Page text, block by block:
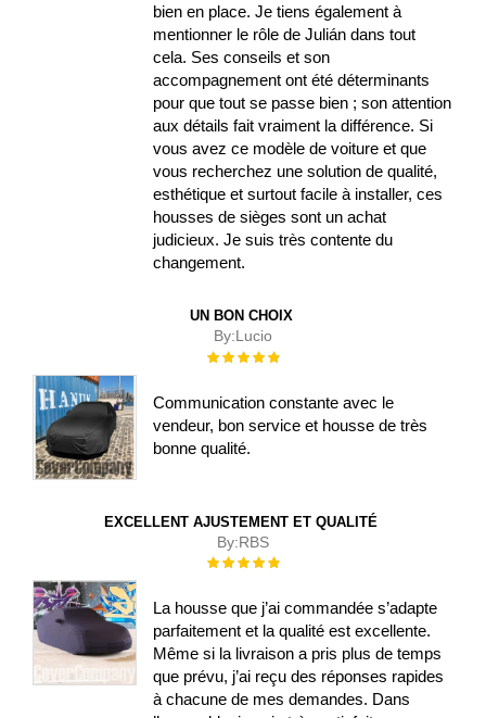
bien en place. Je tiens également à
mentionner le rôle de Julián dans tout
cela. Ses conseils et son
accompagnement ont été déterminants
pour que tout se passe bien ; son attention
aux détails fait vraiment la différence. Si
vous avez ce modèle de voiture et que
vous recherchez une solution de qualité,
esthétique et surtout facile à installer, ces
housses de sièges sont un achat
judicieux. Je suis très contente du
changement.
UN BON CHOIX
By:Lucio
Évaluation :
Communication constante avec le
vendeur, bon service et housse de très
bonne qualité.
EXCELLENT AJUSTEMENT ET QUALITÉ
By:RBS
Évaluation :
La housse que j’ai commandée s’adapte
parfaitement et la qualité est excellente.
Même si la livraison a pris plus de temps
que prévu, j’ai reçu des réponses rapides
à chacune de mes demandes. Dans